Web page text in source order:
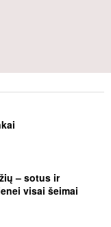
– sotus ir
visai šeimai